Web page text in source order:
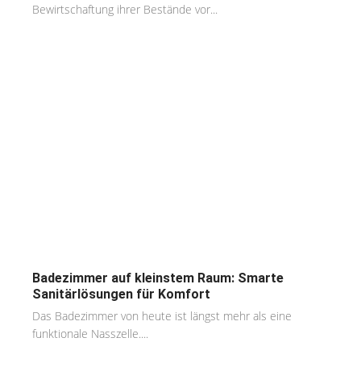
Bewirtschaftung ihrer Bestände vor...
Badezimmer auf kleinstem Raum: Smarte
Sanitärlösungen für Komfort
Das Badezimmer von heute ist längst mehr als eine
funktionale Nasszelle....